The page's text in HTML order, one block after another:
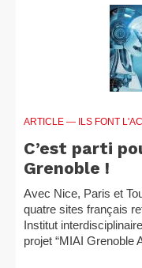
ARTICLE — ILS FONT
C’est parti
Grenoble !
Avec Nice, Paris et
quatre sites français
Institut
projet “MIAI Grenoble